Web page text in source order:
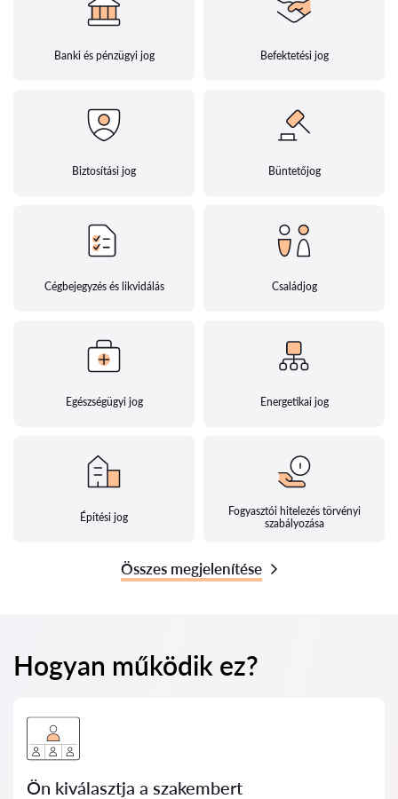
Banki és pénzügyi jog Befektetési jog
Biztosítási jog Büntetőjog
Cégbejegyzés és likvidálás Családjog
Egészségügyi jog Energetikai jog
Építési jog
Fogyasztói hitelezés törvényi
szabályozása
Összes megjelenítése
Hogyan működik ez?
Ön kiválasztja a szakembert